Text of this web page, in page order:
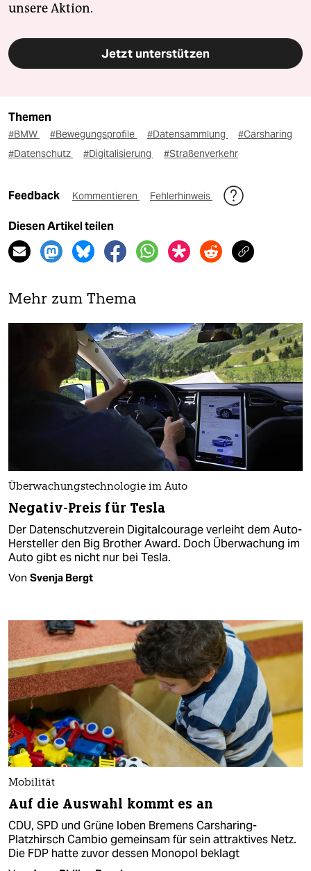
unsere Aktion.
Jetzt unterstützen
Themen
#BMW #Bewegungsprofile #Datensammlung
#Carsharing
#Datenschutz
#Digitalisierung #Straßenverkehr
Feedback Kommentieren Fehlerhinweis
Diesen Artikel teilen
Mehr zum Thema
Überwachungstechnologie im Auto
Negativ-Preis für Tesla
Der Datenschutzverein Digitalcourage verleiht dem Auto-
Hersteller den Big Brother Award. Doch Überwachung im
Auto gibt es nicht nur bei Tesla.
Von Svenja Bergt
Mobilität
Auf die Auswahl kommt es an
CDU, SPD und Grüne loben Bremens Carsharing-
Platzhirsch Cambio gemeinsam für sein attraktives Netz.
Die FDP hatte zuvor dessen Monopol beklagt